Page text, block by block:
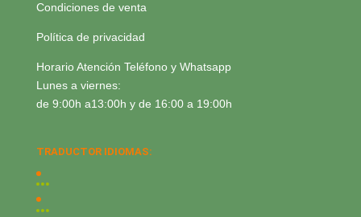
Condiciones de venta
Política de privacidad
Horario Atención Teléfono y Whatsapp
Lunes a viernes:
de 9:00h a13:00h y de 16:00 a 19:00h
TRADUCTOR IDIOMAS: